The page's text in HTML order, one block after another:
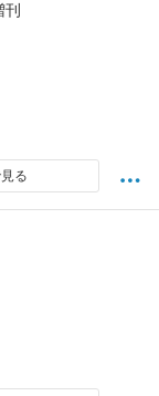
る